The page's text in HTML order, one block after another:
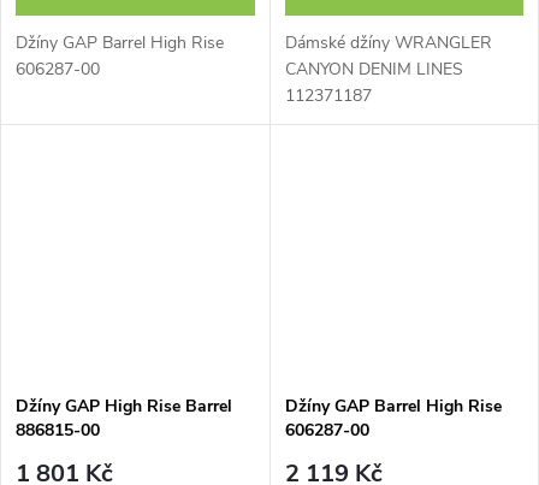
Džíny GAP Barrel High Rise
606287-00
Dámské džíny WRANGLER
CANYON DENIM LINES
112371187
Džíny GAP High Rise Barrel
886815-00
1 801 Kč
Džíny GAP Barrel High Rise
606287-00
2 119 Kč